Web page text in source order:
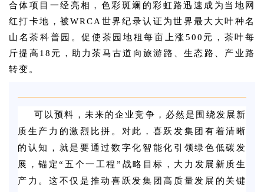
合体项目一经亮相，色彩斑斓的彩虹路迅速成为当地网
红打卡地，被WRCA世界纪录认证为世界最大大叶种名
山名茶科普园。促使茶园地租每亩上涨500元，茶叶每
斤提高18元，助力茶马古道向旅游路、生态路、产业路
转变。
可以预料，未来的企业竞争，必然是围绕发展新
质生产力的激烈比拼。对此，喜跃发集团有着清晰
的认知，就是要通过数字化智能化引领绿色低碳发
展，锚定“五个一工程”战略目标，大力发展新质生
产力。这不仅是推动喜跃发集团高质量发展的关键